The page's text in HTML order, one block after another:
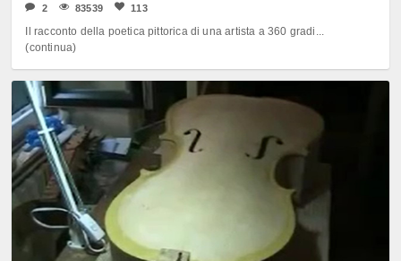
2 83539 113
Il racconto della poetica pittorica di una artista a 360 gradi...
(continua)